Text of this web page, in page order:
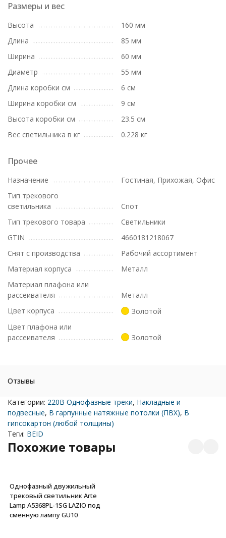
Размеры и вес
Высота
160 мм
Длина
85 мм
Ширина
60 мм
Диаметр
55 мм
Длина коробки см
6 см
Ширина коробки см
9 см
Высота коробки см
23.5 см
Вес светильника в кг
0.228 кг
Прочее
Назначение
Гостиная, Прихожая, Офис
Тип трекового
светильника
Спот
Тип трекового товара
Светильники
GTIN
4660181218067
Снят с производства
Рабочий ассортимент
Материал корпуса
Металл
Материал плафона или
рассеивателя
Металл
Цвет корпуса
Золотой
Цвет плафона или
рассеивателя
Золотой
Отзывы
Категории: 220В Однофазные треки, Накладные и
подвесные, В гарпунные натяжные потолки (ПВХ), В
гипсокартон (любой толщины)
Теги: BEID
Похожие товары
Однофазный двужильный
трековый светильник Arte
Lamp A5368PL-1SG LAZIO под
сменную лампу GU10